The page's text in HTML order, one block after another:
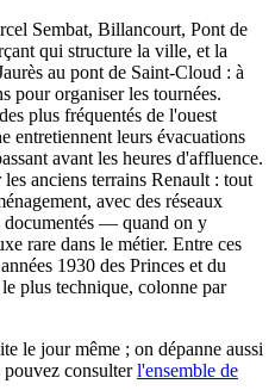
Sembat, Billancourt, Pont de
qui structure la ville, et la
au pont de Saint-Cloud : à
pour organiser les tournées.
plus fréquentés de l'ouest
entretiennent leurs évacuations
avant les heures d'affluence.
anciens terrains Renault : tout
avec des réseaux
documentés — quand on y
rare dans le métier. Entre ces
1930 des Princes et du
plus technique, colonne par
le jour même ; on dépanne aussi
pouvez consulterl'ensemble de